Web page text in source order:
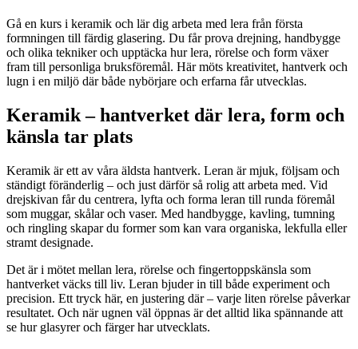
Gå en kurs i keramik och lär dig arbeta med lera från första
formningen till färdig glasering. Du får prova drejning, handbygge
och olika tekniker och upptäcka hur lera, rörelse och form växer
fram till personliga bruksföremål. Här möts kreativitet, hantverk och
lugn i en miljö där både nybörjare och erfarna får utvecklas.
Keramik – hantverket där lera, form och
känsla tar plats
Keramik är ett av våra äldsta hantverk. Leran är mjuk, följsam och
ständigt föränderlig – och just därför så rolig att arbeta med. Vid
drejskivan får du centrera, lyfta och forma leran till runda föremål
som muggar, skålar och vaser. Med handbygge, kavling, tumning
och ringling skapar du former som kan vara organiska, lekfulla eller
stramt designade.
Det är i mötet mellan lera, rörelse och fingertoppskänsla som
hantverket väcks till liv. Leran bjuder in till både experiment och
precision. Ett tryck här, en justering där – varje liten rörelse påverkar
resultatet. Och när ugnen väl öppnas är det alltid lika spännande att
se hur glasyrer och färger har utvecklats.